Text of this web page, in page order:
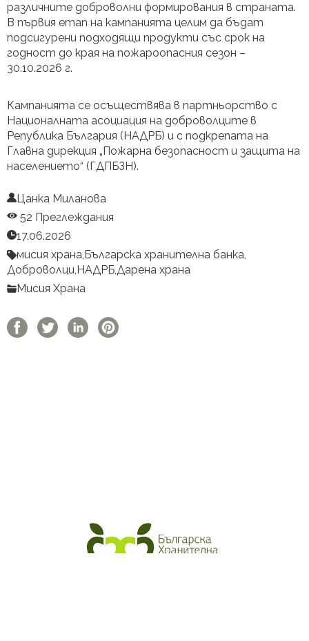
различните доброволни формирования в страната.
В първия етап на кампанията целим да бъдат
подсигурени подходящи продукти със срок на
годност до края на пожароопасния сезон –
30.10.2026 г.
Кампанията се осъществява в партньорство с
Националната асоциация на доброволците в
Република България (НАДРБ) и с подкрепата на
Главна дирекция „Пожарна безопасност и защита на
населението“ (ГДПБЗН).
Цанка Миланова
52 Преглеждания
17.06.2026
мисия храна, Българска хранителна банка,
Доброволци, НАДРБ,Дарена храна
Мисия Храна